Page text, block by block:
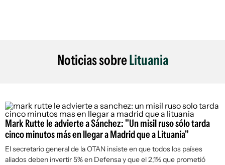
Noticias sobreLituania
Mark Rutte le advierte a Sánchez: "Un misil ruso sólo tarda
cinco minutos más en llegar a Madrid que a Lituania"
El secretario general de la OTAN insiste en que todos los países
aliados deben invertir 5% en Defensa y que el 2,1% que prometió